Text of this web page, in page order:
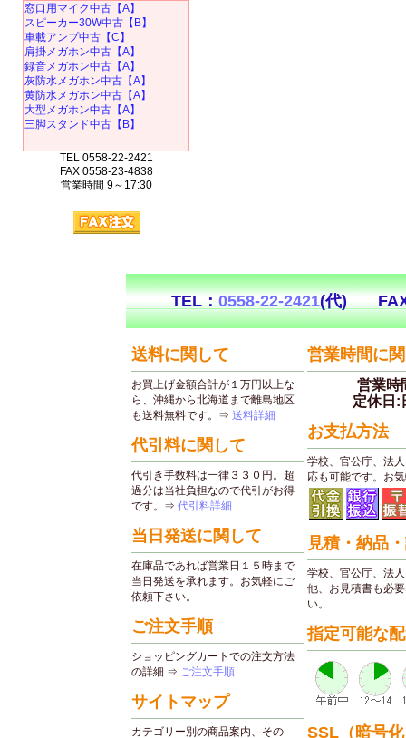
窓口用マイク中古【A】
スピーカー30W中古【B】
車載アンプ中古【C】
肩掛メガホン中古【A】
録音メガホン中古【A】
灰防水メガホン中古【A】
黄防水メガホン中古【A】
大型メガホン中古【A】
三脚スタンド中古【B】
TEL 0558-22-2421
FAX 0558-23-4838
営業時間 9～17:30